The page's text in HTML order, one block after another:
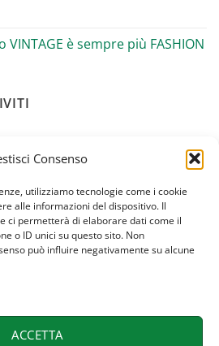
Consenso
utilizziamo tecnologie come i cookie
alle informazioni del dispositivo. Il
ci permetterà di elaborare dati come il
o ID unici su questo sito. Non
può influire negativamente su alcune
ACCETTA
VINTAGE è sempre più FASHION
per rimanere
gli approfondimenti e
l'anno.
e di accettare laPrivacy Policy